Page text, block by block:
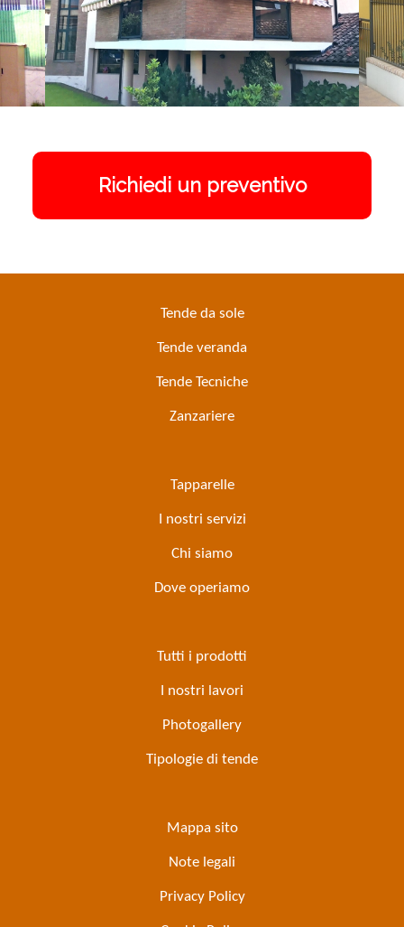
Richiedi un preventivo
Tende da sole
Tende veranda
Tende Tecniche
Zanzariere
Tapparelle
I nostri servizi
Chi siamo
Dove operiamo
Tutti i prodotti
I nostri lavori
Photogallery
Tipologie di tende
Mappa sito
Note legali
Privacy Policy